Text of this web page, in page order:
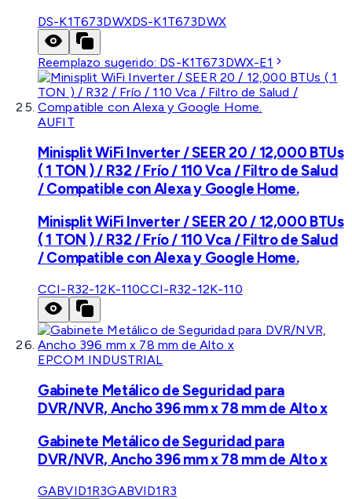
DS-K1T673DWXDS-K1T673DWX
Reemplazo sugerido: DS-K1T673DWX-E1
AUFIT
Minisplit WiFi Inverter / SEER 20 / 12,000 BTUs
( 1 TON ) / R32 / Frío / 110 Vca / Filtro de Salud
/ Compatible con Alexa y Google Home.
Minisplit WiFi Inverter / SEER 20 / 12,000 BTUs
( 1 TON ) / R32 / Frío / 110 Vca / Filtro de Salud
/ Compatible con Alexa y Google Home.
CCI-R32-12K-110CCI-R32-12K-110
EPCOM INDUSTRIAL
Gabinete Metálico de Seguridad para
DVR/NVR, Ancho 396 mm x 78 mm de Alto x
Gabinete Metálico de Seguridad para
DVR/NVR, Ancho 396 mm x 78 mm de Alto x
GABVID1R3GABVID1R3